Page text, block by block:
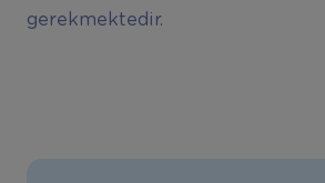
gerekmektedir.